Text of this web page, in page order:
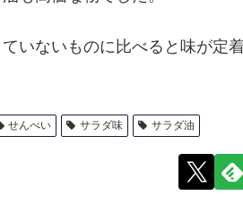
いないものに比べると味が定
せんべい サラダ味 サラダ油